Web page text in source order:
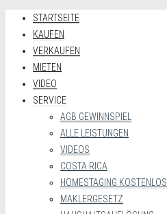
STARTSEITE
KAUFEN
VERKAUFEN
MIETEN
VIDEO
SERVICE
AGB GEWINNSPIEL
ALLE LEISTUNGEN
VIDEOS
COSTA RICA
HOMESTAGING KOSTENLOS
MAKLERGESETZ